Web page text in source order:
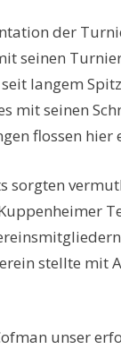
der
seinen
langem
mit seinen
flossen hier
sorgten
stellte mit
unser